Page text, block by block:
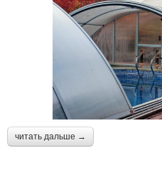
читать дальше →